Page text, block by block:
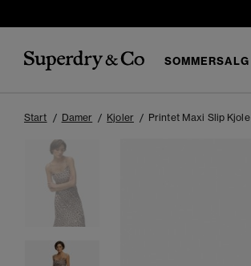
SOMMERSALG
Start Damer Kjoler Printet Maxi Slip Kjole